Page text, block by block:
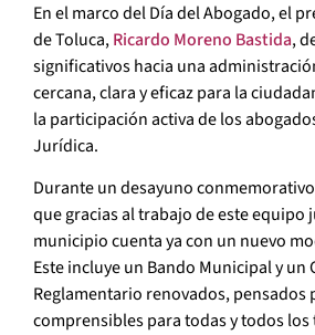
En el marco del Día del Abogado, el
de Toluca,Ricardo Moreno Bastida,
significativos hacia una
cercana, clara y eficaz para la
la participación activa de los
Jurídica.
Durante un desayuno
que gracias al trabajo de este equipo
municipio cuenta ya con un nuevo
Este incluye un Bando Municipal y un
Reglamentario renovados, pensados
comprensibles para todas y todos